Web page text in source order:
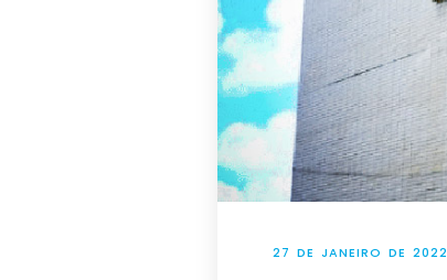
27 DE JANEIRO DE 2022